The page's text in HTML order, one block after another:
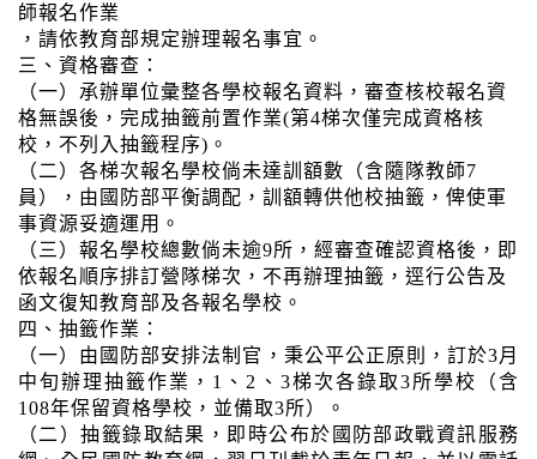
師報名作業
，請依教育部規定辦理報名事宜。
三、資格審查：
（一）承辦單位彙整各學校報名資料，審查核校報名資
格無誤後，完成抽籤前置作業(第4梯次僅完成資格核
校，不列入抽籤程序)。
（二）各梯次報名學校倘未達訓額數（含隨隊教師7
員），由國防部平衡調配，訓額轉供他校抽籤，俾使軍
事資源妥適運用。
（三）報名學校總數倘未逾9所，經審查確認資格後，即
依報名順序排訂營隊梯次，不再辦理抽籤，逕行公告及
函文復知教育部及各報名學校。
四、抽籤作業：
（一）由國防部安排法制官，秉公平公正原則，訂於3月
中旬辦理抽籤作業，1、2、3梯次各錄取3所學校（含
108年保留資格學校，並備取3所）。
（二）抽籤錄取結果，即時公布於國防部政戰資訊服務